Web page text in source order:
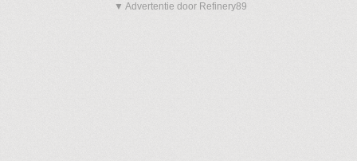
▼ Advertentie door Refinery89